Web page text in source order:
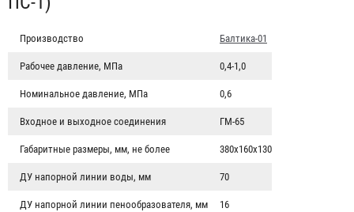
Производство Балтика-01
Рабочее давление, МПа 0,4-1,0
Номинальное давление, МПа 0,6
Входное и выходное соединения ГМ-65
Габаритные размеры, мм, не более 380х160х130
ДУ напорной линии воды, мм 70
ДУ напорной линии пенообразователя, мм 16